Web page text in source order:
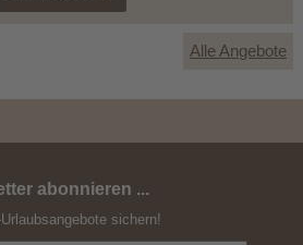
in den Sextner Dolomiten
Alle Angebote
abonnieren ...
Urlaubsangebote sichern!